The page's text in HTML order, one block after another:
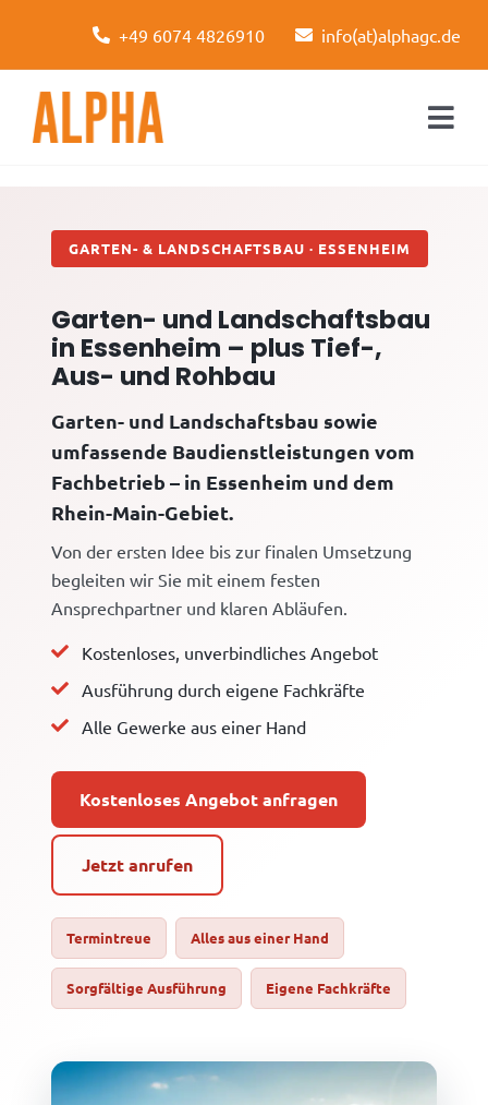
content
+49 6074 4826910 info(at)alphagc.de
Leistungen
Kontakt
GARTEN- & LANDSCHAFTSBAU · ESSENHEIM
Garten- und Landschaftsbau
in Essenheim – plus Tief-,
Aus- und Rohbau
Garten- und Landschaftsbau sowie
umfassende Baudienstleistungen vom
Fachbetrieb – in Essenheim und dem
Rhein-Main-Gebiet.
Von der ersten Idee bis zur finalen Umsetzung
begleiten wir Sie mit einem festen
Ansprechpartner und klaren Abläufen.
Kostenloses, unverbindliches Angebot
Ausführung durch eigene Fachkräfte
Alle Gewerke aus einer Hand
Kostenloses Angebot anfragen
Jetzt anrufen
Termintreue Alles aus einer Hand
Sorgfältige Ausführung Eigene Fachkräfte